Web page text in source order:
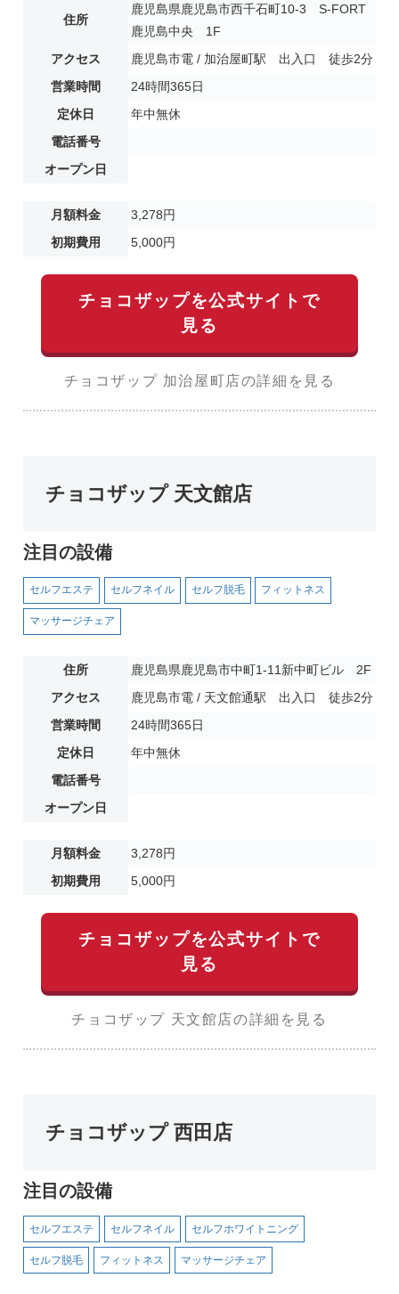
住所
鹿児島県鹿児島市西千石町10-3 S-FORT
鹿児島中央 1F
アクセス
鹿児島市電 / 加治屋町駅 出入口 徒歩2分
営業時間
24時間365日
定休日
年中無休
電話番号
オープン日
月額料金
3,278円
初期費用
5,000円
チョコザップを公式サイトで
見る
チョコザップ 加治屋町店の詳細を見る
チョコザップ 天文館店
注目の設備
セルフエステ セルフネイル セルフ脱毛 フィットネス
マッサージチェア
住所
鹿児島県鹿児島市中町1-11新中町ビル 2F
アクセス
鹿児島市電 / 天文館通駅 出入口 徒歩2分
営業時間
24時間365日
定休日
年中無休
電話番号
オープン日
月額料金
3,278円
初期費用
5,000円
チョコザップを公式サイトで
見る
チョコザップ 天文館店の詳細を見る
チョコザップ 西田店
注目の設備
セルフエステ セルフネイル セルフホワイトニング
セルフ脱毛 フィットネス マッサージチェア